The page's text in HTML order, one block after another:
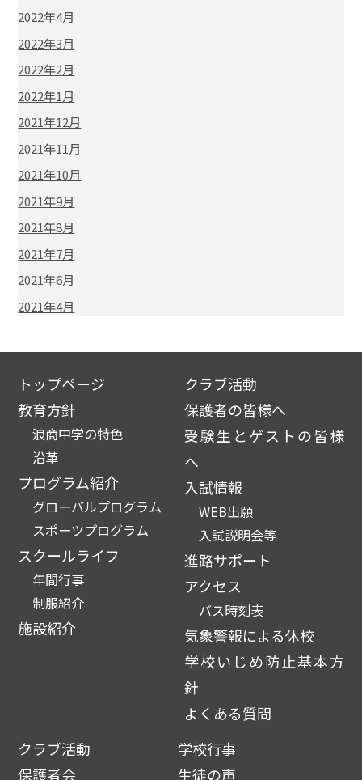
2022年4月
2022年3月
2022年2月
2022年1月
2021年12月
2021年11月
2021年10月
2021年9月
2021年8月
2021年7月
2021年6月
2021年4月
トップページ
教育方針
浪商中学の特色
沿革
プログラム紹介
グローバルプログラム
スポーツプログラム
スクールライフ
年間行事
制服紹介
施設紹介
クラブ活動
保護者の皆様へ
受験生とゲストの皆様
へ
入試情報
WEB出願
入試説明会等
進路サポート
アクセス
バス時刻表
気象警報による休校
学校いじめ防止基本方
針
よくある質問
クラブ活動
学校行事
保護者会
生徒の声